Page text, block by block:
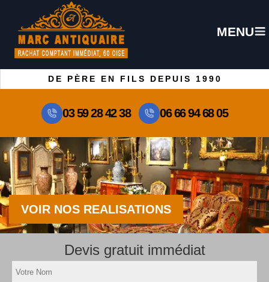
MENU
DE PÈRE EN FILS DEPUIS 1990
03 59 28 42 38 06 66 94 68 05
VOIR NOS REALISATIONS
Devis gratuit immédiat